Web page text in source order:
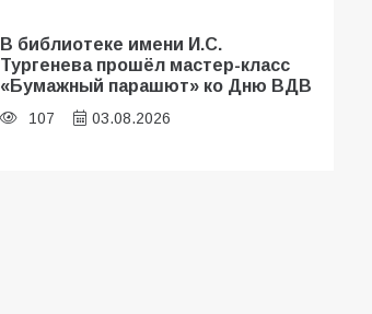
В библиотеке имени И.С.
Тургенева прошёл мастер-класс
«Бумажный парашют» ко Дню ВДВ
107 03.08.2026